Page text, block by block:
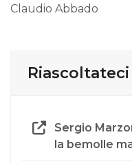
Claudio Abbado
Riascoltateci
Sergio
la bemolle